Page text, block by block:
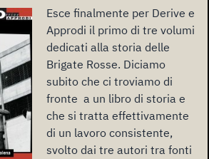
Esce finalmente per Derive e
Approdi il primo di tre volumi
dedicati alla storia delle
Brigate Rosse. Diciamo
subito che ci troviamo di
fronte a un libro di storia e
che si tratta effettivamente
di un lavoro consistente,
svolto dai tre autori tra fonti